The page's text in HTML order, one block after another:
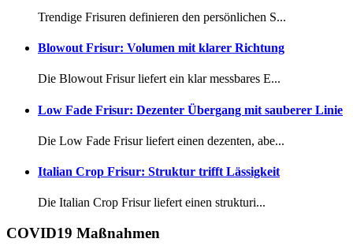
Trendige Frisuren definieren den persönlichen S...
Blowout Frisur: Volumen mit klarer Richtung
Die Blowout Frisur liefert ein klar messbares E...
Low Fade Frisur: Dezenter Übergang mit sauberer Linie
Die Low Fade Frisur liefert einen dezenten, abe...
Italian Crop Frisur: Struktur trifft Lässigkeit
Die Italian Crop Frisur liefert einen strukturi...
COVID19 Maßnahmen